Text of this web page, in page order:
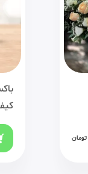
تومان